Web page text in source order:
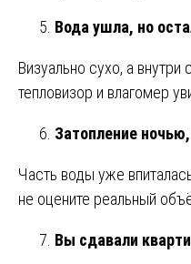
Вода ушла, но
Визуально сухо, а внутри
тепловизор и влагомер
Затопление
Часть воды уже
не оцените реальный
Вы сдавали